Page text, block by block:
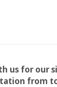
us for our
from